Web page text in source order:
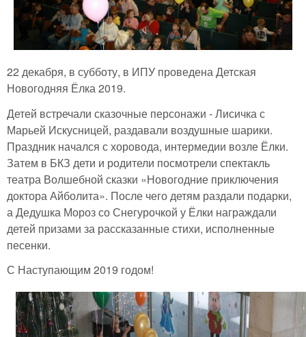
22 декабря, в субботу, в ИПУ проведена Детская
Новогодняя Ёлка 2019.
Детей встречали сказочные персонажи - Лисичка с
Марьей Искусницей, раздавали воздушные шарики.
Праздник начался с хоровода, интермедии возле Ёлки.
Затем в БКЗ дети и родители посмотрели спектакль
театра Волшебной сказки «Новогодние приключения
доктора Айболита». После чего детям раздали подарки,
а Дедушка Мороз со Снегурочкой у Ёлки награждали
детей призами за рассказанные стихи, исполненные
песенки.
С Наступающим 2019 годом!